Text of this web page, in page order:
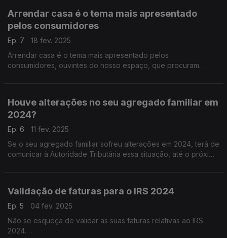
Arrendar casa é o tema mais apresentado
pelos consumidores
Ep. 7
18 fev. 2025
Arrendar casa é o tema mais apresentado pelos
consumidores, ouvintes do nosso espaço, que procuram
Houve alterações no seu agregado familiar em
2024?
Ep. 6
11 fev. 2025
Se o seu agregado familiar sofreu alterações em 2024, terá de
comunicar à Autoridade Tributária essa situação, até o próximo
Validação de faturas para o IRS 2024
Ep. 5
04 fev. 2025
Não se esqueça de validar as suas faturas relativas ao IRS
2024.